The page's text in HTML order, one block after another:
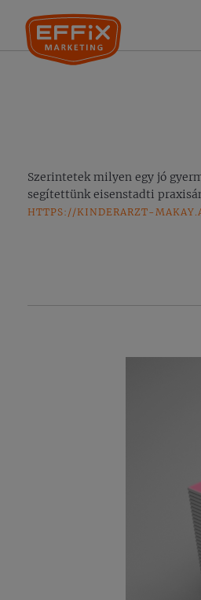
Szerintetek milyen egy jó
segítettünk eisenstadti
HTTPS://KINDERARZT-